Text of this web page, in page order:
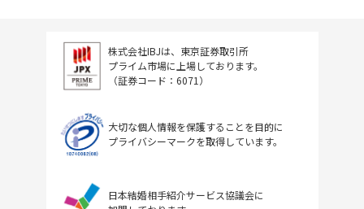
株式会社IBJは、東京証券取引所
プライム市場に上場しております。
（証券コード：6071）
大切な個人情報を保護することを目的に
プライバシーマークを取得しています。
日本結婚相手紹介サービス協議会に